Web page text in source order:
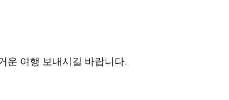
운 여행 보내시길 바랍니다.